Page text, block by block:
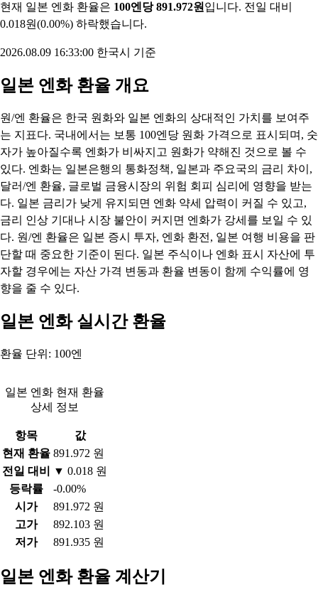
현재 일본 엔화 환율은 100엔당 891.972원 입니다. 전일 대비
0.018원(0.00%) 하락했습니다.
2026.08.09 16:33:00 한국시 기준
일본 엔화 환율 개요
원/엔 환율은 한국 원화와 일본 엔화의 상대적인 가치를 보여주
는 지표다. 국내에서는 보통 100엔당 원화 가격으로 표시되며, 숫
자가 높아질수록 엔화가 비싸지고 원화가 약해진 것으로 볼 수
있다. 엔화는 일본은행의 통화정책, 일본과 주요국의 금리 차이,
달러/엔 환율, 글로벌 금융시장의 위험 회피 심리에 영향을 받는
다. 일본 금리가 낮게 유지되면 엔화 약세 압력이 커질 수 있고,
금리 인상 기대나 시장 불안이 커지면 엔화가 강세를 보일 수 있
다. 원/엔 환율은 일본 증시 투자, 엔화 환전, 일본 여행 비용을 판
단할 때 중요한 기준이 된다. 일본 주식이나 엔화 표시 자산에 투
자할 경우에는 자산 가격 변동과 환율 변동이 함께 수익률에 영
향을 줄 수 있다.
일본 엔화 실시간 환율
환율 단위: 100엔
일본 엔화 현재 환율
상세 정보
항목
값
현재 환율 891.972 원
전일 대비
▼ 0.018 원
등락률
-0.00%
시가
891.972 원
고가
892.103 원
저가
891.935 원
일본 엔화 환율 계산기